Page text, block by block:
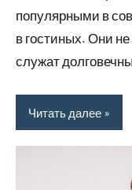
популярными в
в гостиных. Они
служат
Читать далее